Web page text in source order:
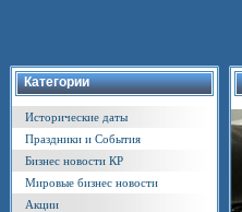
Категории
Исторические даты
Праздники и События
Бизнес новости КР
Мировые бизнес новости
Акции